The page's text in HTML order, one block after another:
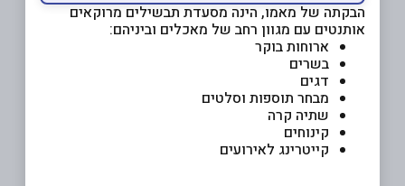
הבקתה של מאמו, הינה מסעדת תבשילים מרוקאים
אותנטים עם מגוון רחב של מאכלים וביניהם:
ארוחות בוקר
בשרים
דגים
מבחר תוספות וסלטים
שתיה קרה
קינוחים
קייטרינג לאירועים